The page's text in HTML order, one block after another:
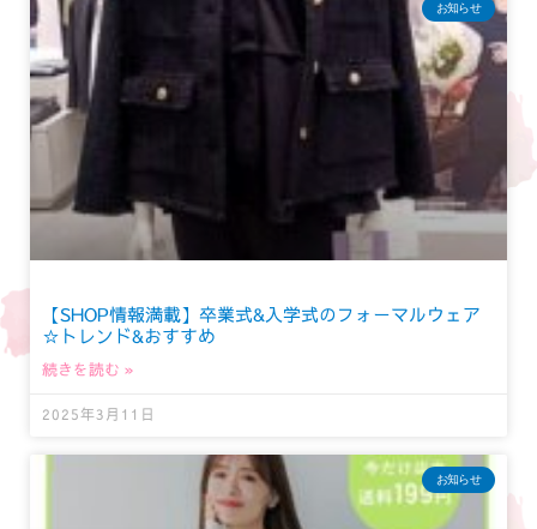
お知らせ
【SHOP情報満載】卒業式&入学式のフォーマルウェア
☆トレンド&おすすめ
続きを読む »
2025年3月11日
お知らせ